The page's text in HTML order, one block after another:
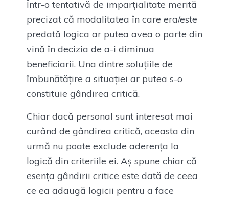
Într-o tentativă de imparțialitate merită
precizat că modalitatea în care era/este
predată logica ar putea avea o parte din
vină în decizia de a-i diminua
beneficiarii. Una dintre soluțiile de
îmbunătățire a situației ar putea s-o
constituie gândirea critică.
Chiar dacă personal sunt interesat mai
curând de gândirea critică, aceasta din
urmă nu poate exclude aderența la
logică din criteriile ei. Aș spune chiar că
esența gândirii critice este dată de ceea
ce ea adaugă logicii pentru a face